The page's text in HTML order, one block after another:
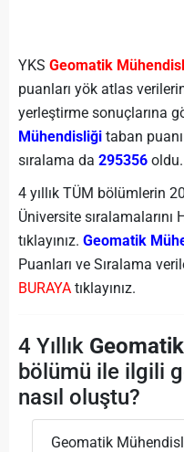
YKS Geomatik
puanları yök atlas
yerleştirme sonuçlarına
Mühendisliği taban puanı
sıralama da 295356 oldu.
4 yıllık TÜM bölümlerin
Üniversite sıralamalarını
tıklayınız. Geomatik
Puanları ve Sıralama
BURAYA tıklayınız.
4 Yıllık
bölümü ile ilgili
nasıl oluştu?
Geomatik